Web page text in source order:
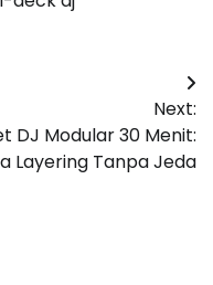
Next:
DJ Modular 30 Menit:
Layering Tanpa Jeda